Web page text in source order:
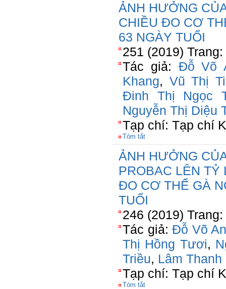
ẢNH HƯỞNG
CHIỀU ĐO CƠ
63 NGÀY TUỔI
251 (2019)
Tác giả: Đỗ Võ
Khang, Vũ Thị
Đinh Thị Ngọc
Nguyễn Thị Diệu
Tạp chí: Tạp chí
Tóm tắt
ẢNH HƯỞNG
PROBAC LÊN TỶ
ĐO CƠ THỂ GÀ
TUỔI
246 (2019)
Tác giả:Đỗ Võ
Thị Hồng Tươi,
Triều, Lâm Thanh
Tạp chí: Tạp chí
Tóm tắt